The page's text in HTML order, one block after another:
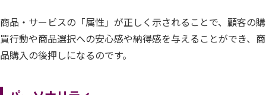
商品・サービスの「属性」が正しく示されることで、顧客の購
買行動や商品選択への安心感や納得感を与えることができ、商
品購入の後押しになるのです。